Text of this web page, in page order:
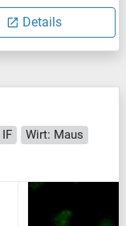
Details
Wirt: Maus